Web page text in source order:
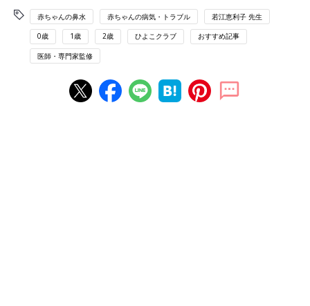
ている涙が目からあふれないよう、鼻の奥に流している管です。
これが生まれつき細かったり、詰まっていたりすることが考えら
れるのです。そもそも赤ちゃんの鼻涙管は詰まり気味で、成長と
ともに自然と詰まりが取れることが多いのですが、ガーゼでいく
小児科か眼科を受診しましょう。
赤ちゃんの鼻水 赤ちゃんの病気・トラブル 若江恵利子 先生
0歳 1歳 2歳 ひよこクラブ おすすめ記事
医師・専門家監修